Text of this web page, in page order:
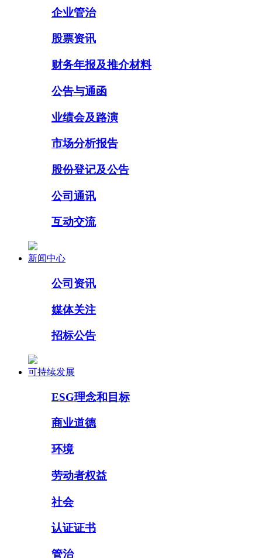
企业管治
股票资讯
财务年报及推介材料
公告与通函
业绩会及路演
市场分析报告
股份登记及公告
公司通讯
互动交流
新闻中心
公司资讯
媒体关注
招标公告
可持续发展
ESG理念和目标
商业道德
环境
劳动者权益
社会
认证证书
管治